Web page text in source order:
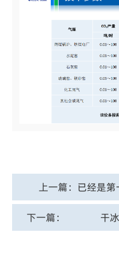
上一篇： 已经是第
下一篇： 干